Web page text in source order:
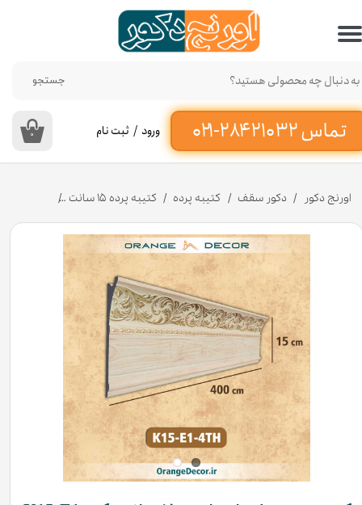
تماس ۳۲ ۲۱۰ ۲۸۴-۰۲۱‌
جستجو
۰ ورود / ثبت نام
حساب کاربری من
تغییر گذر واژه
سفارشات
خروج از حساب کاربری
اورنج دکور دکور سقف کتیبه پرده کتیبه پرده ۱۵ سانت